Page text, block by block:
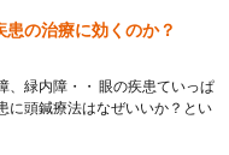
の治療に効くのか？
、緑内障・・ 眼の疾患ていっぱ
に頭鍼療法はなぜいいか？とい